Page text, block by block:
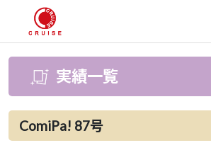
実績一覧
ComiPa! 87号